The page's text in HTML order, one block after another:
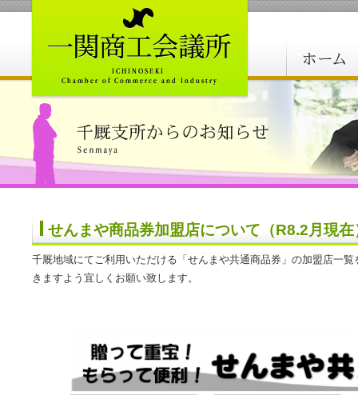
せんまや商品券加盟店について（R8.2月現在
千厩地域にてご利用いただける「せんまや共通商品券」の加盟店一
きますよう宜しくお願い致します。